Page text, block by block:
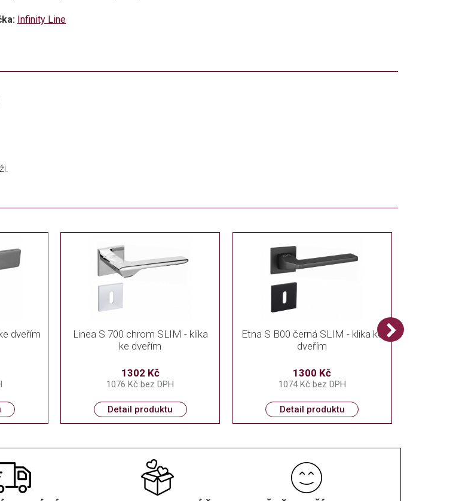
Infinity Line
dveřím
Linea S 700 chrom SLIM - klika
ke dveřím
1302 Kč
1076 Kč bez DPH
Detail produktu
Etna S B00 černá SLIM - klika ke
dveřím
1300 Kč
1074 Kč bez DPH
Detail produktu